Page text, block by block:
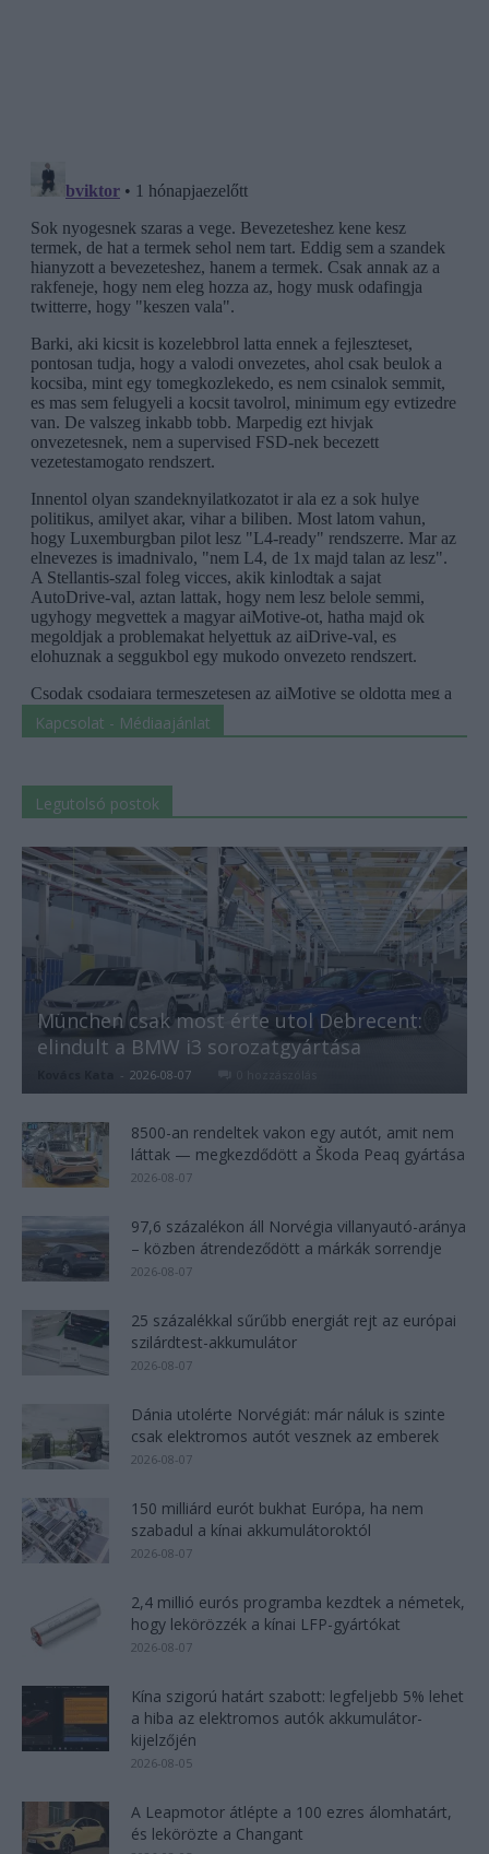
Kapcsolat - Médiaajánlat
Legutolsó postok
München csak most érte utol Debrecent:
elindult a BMW i3 sorozatgyártása
- 2026-08-07
8500-an rendeltek vakon egy autót, amit nem
láttak — megkezdődött a Škoda Peaq gyártása
2026-08-07
97,6 százalékon áll Norvégia villanyautó-aránya
– közben átrendeződött a márkák sorrendje
2026-08-07
25 százalékkal sűrűbb energiát rejt az európai
szilárdtest-akkumulátor
2026-08-07
Dánia utolérte Norvégiát: már náluk is szinte
csak elektromos autót vesznek az emberek
2026-08-07
150 milliárd eurót bukhat Európa, ha nem
szabadul a kínai akkumulátoroktól
2026-08-07
2,4 millió eurós programba kezdtek a németek,
hogy lekörözzék a kínai LFP-gyártókat
2026-08-07
Kína szigorú határt szabott: legfeljebb 5% lehet
a hiba az elektromos autók akkumulátor-
kijelzőjén
2026-08-05
A Leapmotor átlépte a 100 ezres álomhatárt,
és lekörözte a Changant